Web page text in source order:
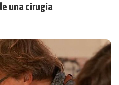
una cirugía